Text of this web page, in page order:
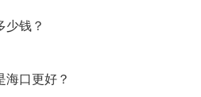
少钱？
海口更好？